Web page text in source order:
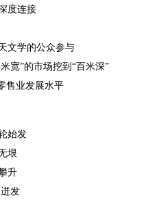
度连接
文学的公众参与
宽”的市场挖到“百米深”
售业发展水平
始发
垠
升
发